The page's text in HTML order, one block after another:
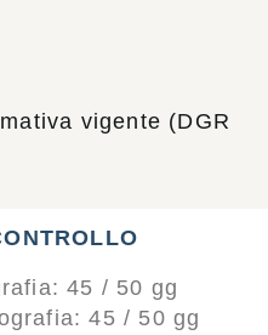
vigente (DGR
45 / 50 gg
45 / 50 gg